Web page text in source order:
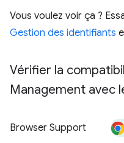
Vous voulez voir ça ?
Gestion des identifiants
Vérifier la
Management avec
Browser Support